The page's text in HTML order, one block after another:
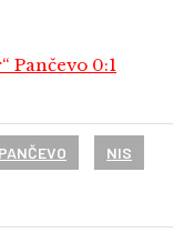
Pančevo 0:1
NIS